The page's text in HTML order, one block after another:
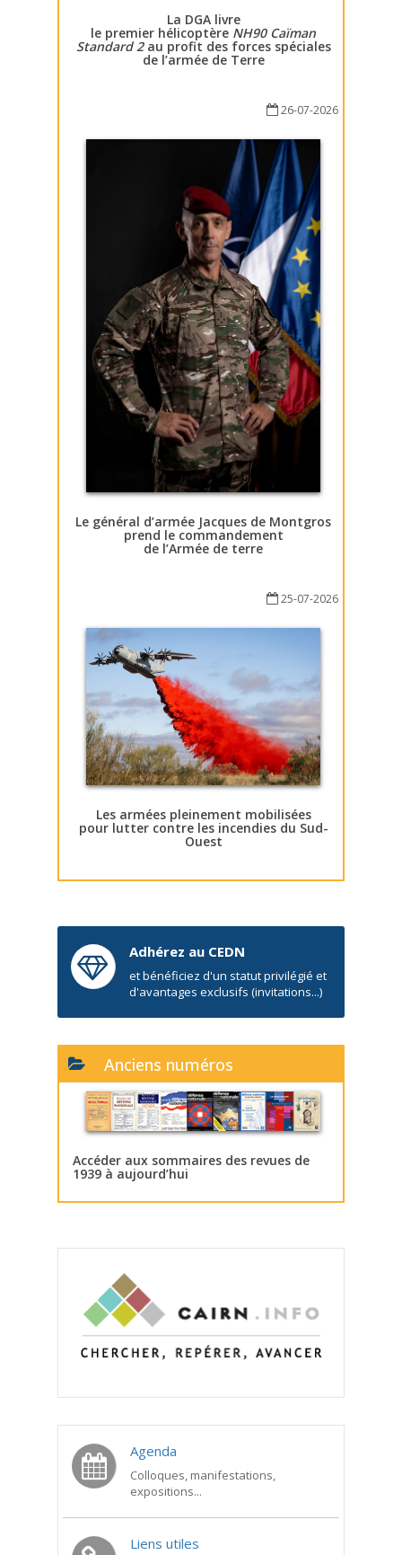
La DGA livre
le premier hélicoptère NH90 Caïman
Standard 2au profit des forces spéciales
de l’armée de Terre
26-07-2026
Le général d’armée Jacques de Montgros
prend le commandement
de l’Armée de terre
25-07-2026
Les armées pleinement mobilisées
pour lutter contre les incendies du Sud-
Ouest
Adhérez au CEDN
et bénéficiez d'un statut privilégié et
d'avantages exclusifs (invitations...)
Anciens numéros
Accéder aux sommaires des revues de
1939 à aujourd’hui
Agenda
Colloques, manifestations,
expositions...
Liens utiles